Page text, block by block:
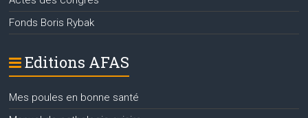
Fonds Boris Rybak
Editions AFAS
Mes poules en bonne santé